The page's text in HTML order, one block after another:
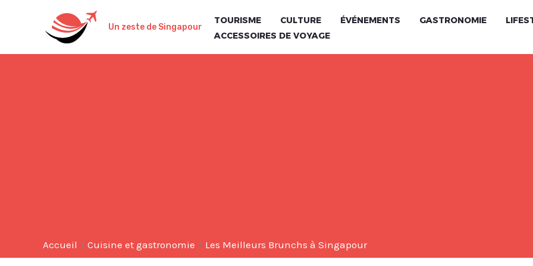
Un zeste de Singapour
TOURISME CULTURE ÉVÉNEMENTS GASTRONOMIE
ACCESSOIRES DE VOYAGE
Accueil Cuisine et gastronomie Les Meilleurs Brunchs à Singapour